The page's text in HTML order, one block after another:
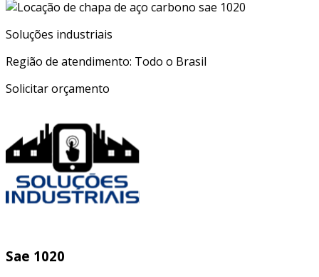
Soluções industriais
Região de atendimento: Todo o Brasil
Solicitar orçamento
Sae 1020